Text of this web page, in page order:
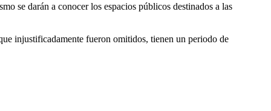
se darán a conocer los espacios públicos destinados a las
injustificadamente fueron omitidos, tienen un periodo de